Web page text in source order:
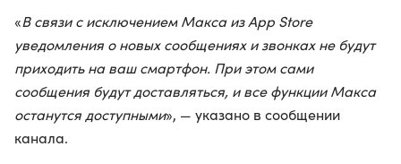
«В связи с исключением Макса из App Store
уведомления о новых сообщениях и звонках не будут
приходить на ваш смартфон. При этом сами
сообщения будут доставляться, и все функции Макса
останутся доступными», — указано в сообщении
канала.